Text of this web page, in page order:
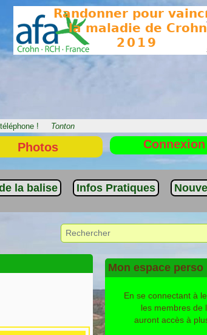
! Tonton
Photos Connexion
la balise Infos Pratiques
Mon espace perso
En se connectant à
les membres de
auront accès à